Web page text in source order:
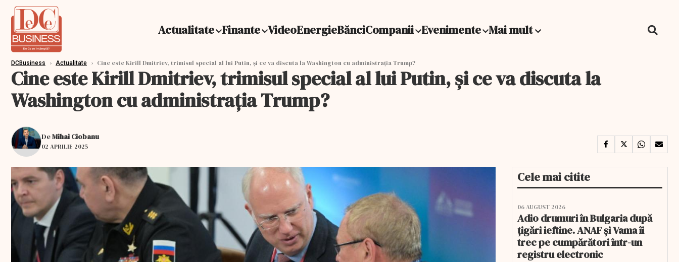
Actualitate Finante VideoEnergieBănciCompanii Evenimente Mai mult
DCBusiness › Actualitate › Cine este Kirill Dmitriev, trimisul special al lui Putin, şi ce va discuta la Washington cu administrația Trump?
Cine este Kirill Dmitriev, trimisul special al lui Putin, şi ce va discuta la
Washington cu administrația Trump?
DeMihai Ciobanu
02 APRILIE 2025
Cele mai citite
06 AUGUST 2026
Adio drumuri în Bulgaria după
țigări ieftine. ANAF și Vama îi
trec pe cumpărători într-un
registru electronic